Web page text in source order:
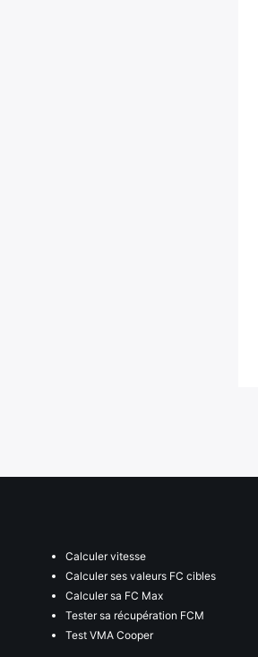
Calculer vitesse
Calculer ses valeurs FC cibles
Calculer sa FC Max
Tester sa récupération FCM
Test VMA Cooper